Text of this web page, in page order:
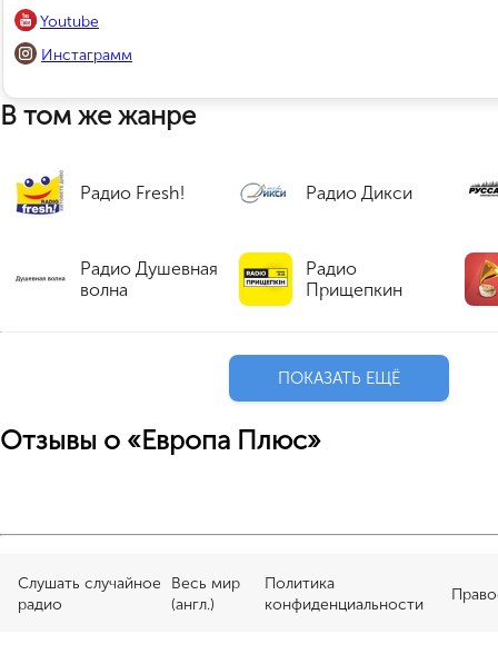
Youtube
Инстаграмм
В том же жанре
Радио Fresh! Радио Дикси
Радио Душевная
волна
Радио
Прищепкин
ПОКАЗАТЬ ЕЩЁ
Отзывы о «Европа Плюс»
Слушать случайное
радио
Весь мир
(англ.)
Политика
конфиденциальности